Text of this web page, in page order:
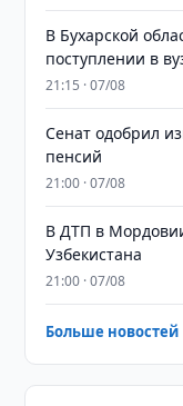
В Бухарской
поступлении в
21:15 · 07/08
Сенат одобрил
пенсий
21:00 · 07/08
В ДТП в
Узбекистана
21:00 · 07/08
Больше